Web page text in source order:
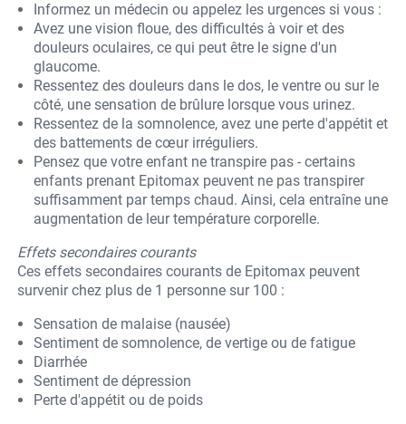
Informez un médecin ou appelez les urgences si vous :
Avez une vision floue, des difficultés à voir et des
douleurs oculaires, ce qui peut être le signe d'un
glaucome.
Ressentez des douleurs dans le dos, le ventre ou sur le
côté, une sensation de brûlure lorsque vous urinez.
Ressentez de la somnolence, avez une perte d'appétit et
des battements de cœur irréguliers.
Pensez que votre enfant ne transpire pas - certains
enfants prenant Epitomax peuvent ne pas transpirer
suffisamment par temps chaud. Ainsi, cela entraîne une
augmentation de leur température corporelle.
Effets secondaires courants
Ces effets secondaires courants de Epitomax peuvent
survenir chez plus de 1 personne sur 100 :
Sensation de malaise (nausée)
Sentiment de somnolence, de vertige ou de fatigue
Diarrhée
Sentiment de dépression
Perte d'appétit ou de poids